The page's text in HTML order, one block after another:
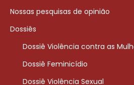
Nossas pesquisas de opinião
Dossiês
Dossiê Violência contra as
Dossiê Feminicídio
Dossiê Violência Sexual